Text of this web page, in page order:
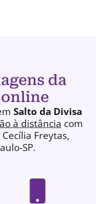
da
Salto da Divisa
à distância com
Cecília Freytas,
SP.